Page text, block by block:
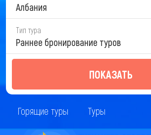
Албания
Тип тура
Раннее бронирование туров
ПОКАЗАТЬ
Горящие туры Туры